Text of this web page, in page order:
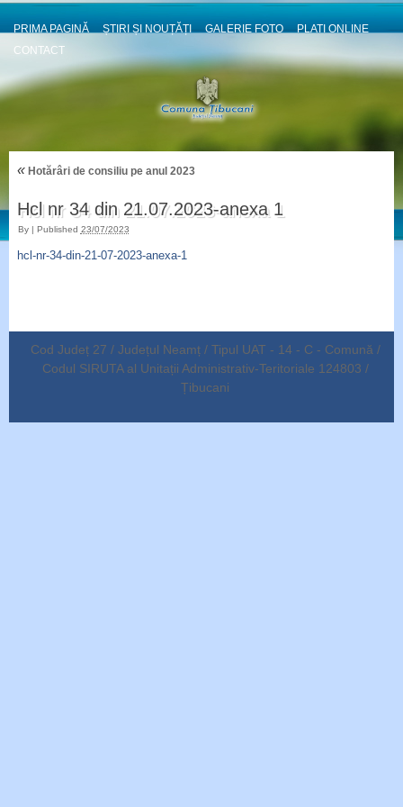
PRIMA PAGINĂ ȘTIRI ȘI NOUȚĂȚI GALERIE FOTO
PLATI ONLINE
CONTACT
«Hotărâri de consiliu pe anul 2023
Hcl nr 34 din 21.07.2023-anexa 1
By | Published 23/07/2023
hcl-nr-34-din-21-07-2023-anexa-1
Cod Județ 27 / Județul Neamț / Tipul UAT - 14 - C - Comună /
Codul SIRUTA al Unitații Administrativ-Teritoriale 124803 /
Țibucani